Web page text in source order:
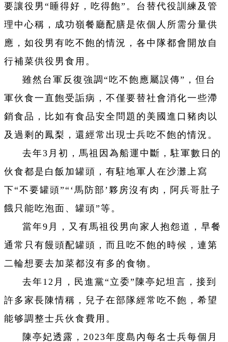
要讓役男“睡得好，吃得飽”。台替代役訓練及管
理中心稱，成功嶺餐廳配膳是依個人所需分量供
應，如役男有吃不飽的情況，各中隊都會開放自
行補菜供役男食用。
雖然台軍反復強調“吃不飽應屬誤傳”，但台
軍伙食一直飽受詬病，不僅要替社會消化一些滯
銷食品，比如有食品安全問題的美國進口豬肉以
及過剩的鳳梨，還經常出現士兵吃不飽的情況。
去年3月初，馬祖因為船運中斷，駐軍數日的
伙食都是白飯加罐頭，有駐地軍人在沙灘上寫
下“不要罐頭”“‘馬防部’夥房沒有肉，阿兵哥肚子
餓只能吃泡面、罐頭”等。
當年9月，又有馬祖役男向家人抱怨道，早餐
通常只有饅頭配罐頭，而且吃不飽的時候，連第
二輪想要去加菜都沒有多的食物。
去年12月，民進黨“立委”陳亭妃坦言，接到
許多家長陳情稱，兒子在部隊經常吃不飽，希望
能够調整士兵伙食費用。
陳亭妃透露，2023年度島內每名士兵每個月